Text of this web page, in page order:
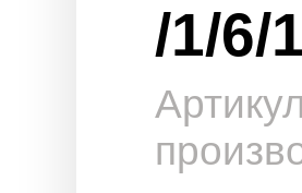
/1/6/